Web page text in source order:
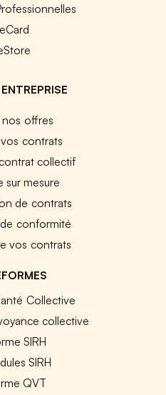
nos offres
contrats
collectif
sur mesure
de contrats
conformité
vos contrats
Collective
collective
SIRH
SIRH
QVT